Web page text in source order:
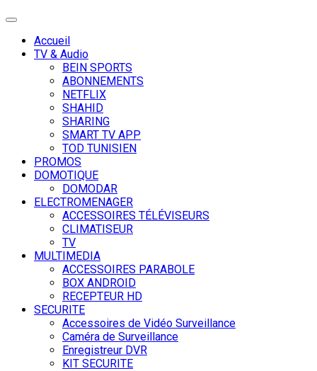
Toggle
navigationAccueil
TV & Audio
BEIN SPORTS
ABONNEMENTS
NETFLIX
SHAHID
SHARING
SMART TV APP
TOD TUNISIEN
PROMOS
DOMOTIQUE
DOMODAR
ELECTROMENAGER
ACCESSOIRES TÉLÉVISEURS
CLIMATISEUR
TV
MULTIMEDIA
ACCESSOIRES PARABOLE
BOX ANDROID
RECEPTEUR HD
SECURITE
Accessoires de Vidéo Surveillance
Caméra de Surveillance
Enregistreur DVR
KIT SECURITE